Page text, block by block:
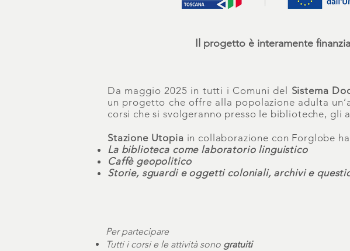
Il progetto è interamente
Da maggio 2025 in tutti i Comuni del Sistema
un progetto che offre alla popolazione adulta
corsi che si svolgeranno presso le biblioteche,
Stazione Utopia in collaborazione con Forglobe
La biblioteca come laboratorio linguistico
Caffè geopolitico
Storie, sguardi e oggetti coloniali, archivi e
Per partecipare
Tutti i corsi e le attività sono gratuiti